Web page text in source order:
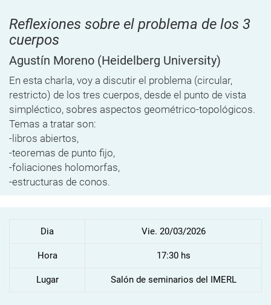
Reflexiones sobre el problema de los 3
cuerpos
Agustín Moreno (Heidelberg University)
En esta charla, voy a discutir el problema (circular,
restricto) de los tres cuerpos, desde el punto de vista
simpléctico, sobres aspectos geométrico-topológicos.
Temas a tratar son:
-libros abiertos,
-teoremas de punto fijo,
-foliaciones holomorfas,
-estructuras de conos.
Dia Vie. 20/03/2026
Hora 17:30 hs
Lugar Salón de seminarios del IMERL